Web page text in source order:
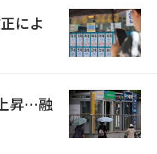
によ
昇…融